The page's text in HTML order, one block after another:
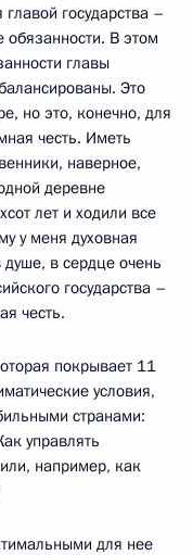
государства –
В этом
главы
Это
но это, конечно, для
честь. Иметь
наверное,
деревне
лет и ходили все
у меня духовная
в сердце очень
государства –
честь.
покрывает 11
условия,
странами:
управлять
например, как
для нее